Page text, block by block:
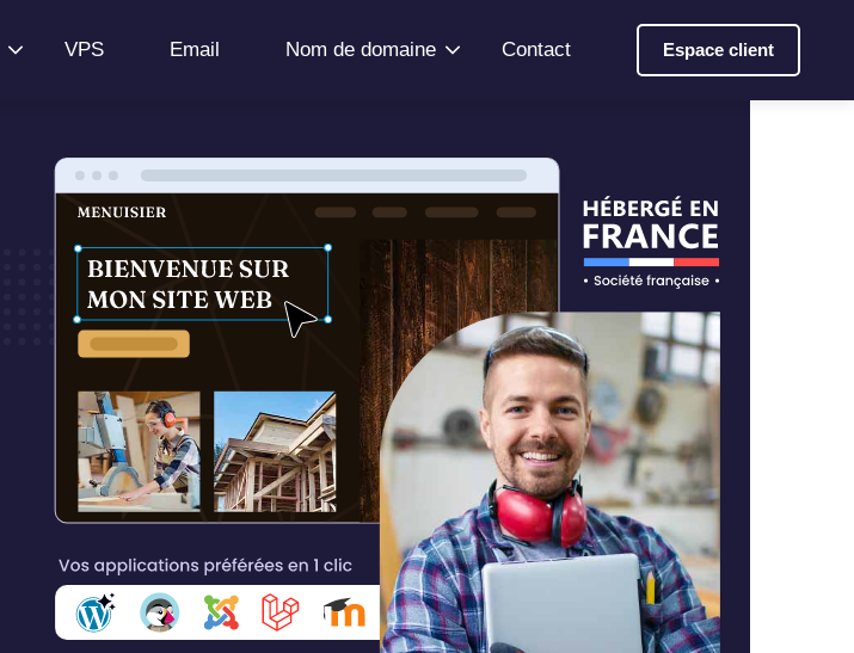
VPS Email Nom de domaine Contact Espace client